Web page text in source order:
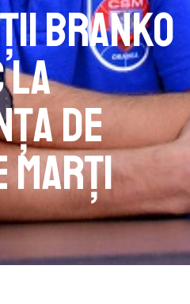
Branko
la
de
marți